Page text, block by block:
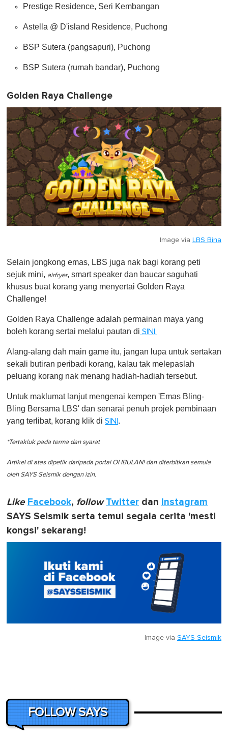
Prestige Residence, Seri Kembangan
Astella @ D'island Residence, Puchong
BSP Sutera (pangsapuri), Puchong
BSP Sutera (rumah bandar), Puchong
Golden Raya Challenge
Image via LBS Bina
Selain jongkong emas, LBS juga nak bagi korang peti
sejuk mini, airfryer, smart speaker dan baucar saguhati
khusus buat korang yang menyertai Golden Raya
Challenge!
Golden Raya Challenge adalah permainan maya yang
boleh korang sertai melalui pautan di SINI.
Alang-alang dah main game itu, jangan lupa untuk sertakan
sekali butiran peribadi korang, kalau tak melepaslah
peluang korang nak menang hadiah-hadiah tersebut.
Untuk maklumat lanjut mengenai kempen 'Emas Bling-
Bling Bersama LBS' dan senarai penuh projek pembinaan
yang terlibat, korang klik di SINI.
*Tertakluk pada terma dan syarat
Artikel di atas dipetik daripada portal OHBULAN! dan diterbitkan semula
oleh SAYS Seismik dengan izin.
Like Facebook, follow Twitter dan Instagram
SAYS Seismik serta temui segala cerita 'mesti
kongsi' sekarang!
Image via SAYS Seismik
FOLLOW SAYS